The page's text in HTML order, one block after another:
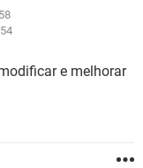
e melhorar